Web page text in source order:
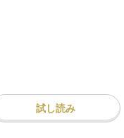
試し読み